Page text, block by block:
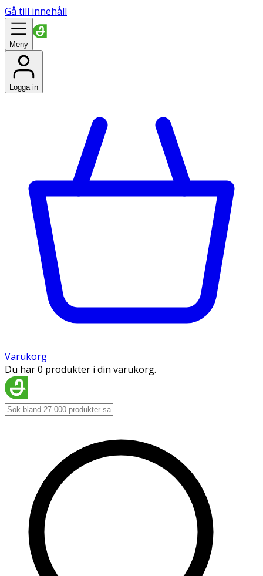
Gå till innehåll
Meny
Logga in
Varukorg
Du har 0 produkter i din varukorg.